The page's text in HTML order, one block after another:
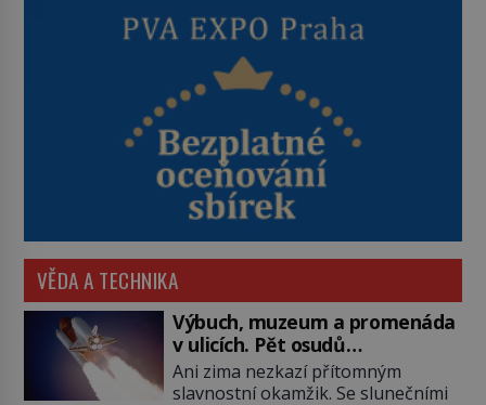
VĚDA A TECHNIKA
Výbuch, muzeum a promenáda
v ulicích. Pět osudů
nejslavnějších raketoplánů
Ani zima nezkazí přítomným
slavnostní okamžik. Se slunečními